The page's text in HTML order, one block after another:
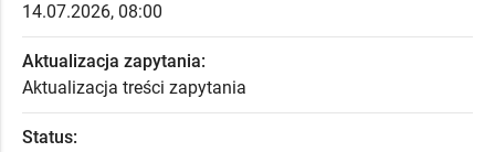
14.07.2026, 08:00
Aktualizacja zapytania:
Aktualizacja treści zapytania
Status: